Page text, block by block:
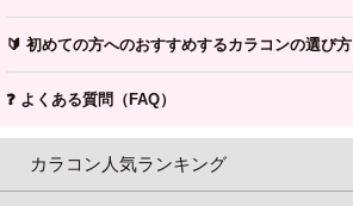
🔰 初めての方へのおすすめするカラコンの選び方
❓ よくある質問（FAQ）
カラコン人気ランキング